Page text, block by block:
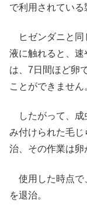
で利用されている
ヒゼンダニと同
液に触れると、
は、7日間ほど卵
ことができません
したがって、成
み付けられた毛じ
治、その作業は卵
使用した時点で
を退治。